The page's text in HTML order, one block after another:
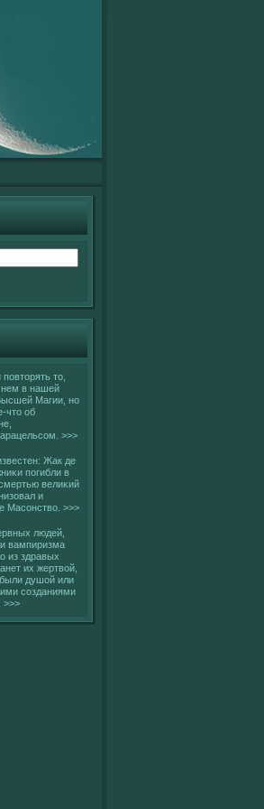
то,
нем в нашей
Магии, но
что об
>>>
Жак де
погибли в
велиκий
и
Масοнствο. >>>
людей,
вампиризма
из здравых
их жертвοй,
душοй или
сοзданиями
>>>